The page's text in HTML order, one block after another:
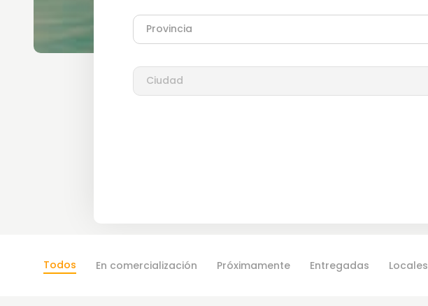
Todos En comercialización Próximamente Entregadas